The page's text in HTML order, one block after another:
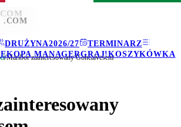
DRUŻYNA2026/27
TERMINARZ
KOPA MANAGERGRAJ!KOSZYKÓWKA
.COM
/Maribor zainteresowany Goncalvesem